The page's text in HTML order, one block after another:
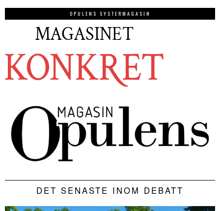
OPULENS SYSTERMAGASIN
DET SENASTE INOM DEBATT